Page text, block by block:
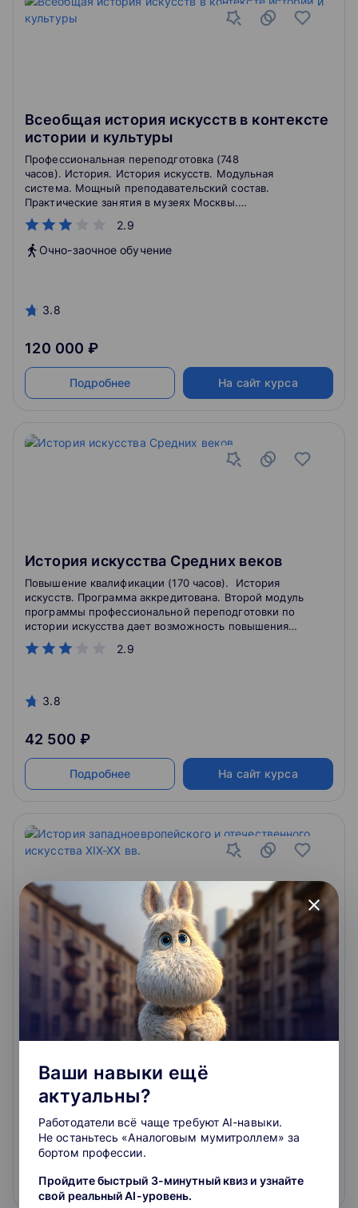
Всеобщая история искусств в контексте
истории и культуры
2.9
Профессиональная переподготовка (748
часов). История. История искусств. Модульная
система. Мощный преподавательский состав.
Практические занятия в музеях Москвы.
Руководитель программы - выдающийся специалист
в своей области.
Очно-заочное обучение
3.8
120 000 ₽
Подробнее На сайт курса
История искусства Средних веков
2.9
Повышение квалификации (170 часов). История
искусств. Программа аккредитована. Второй модуль
программы профессиональной переподготовки по
истории искусства дает возможность повышения
квалификации в конретной области в короткий срок.
3.8
42 500 ₽
Подробнее На сайт курса
История западноевропейского и
отечественного искусства XIX-XX вв.
Повышение квалификации (170
часов). Дополнительное образование. История
искусств. Четвертый модуль программы
профессиональной переподготовки по истории
квалификации в конретной области в короткий срок.
42 500 ₽
Подробнее На сайт курса
close
Ваши навыки ещё
актуальны?
Работодатели всё чаще требуют AI-навыки.
Не останьтесь «Аналоговым мумитроллем» за
бортом профессии.
Пройдите быстрый 3-минутный квиз и узнайте
свой реальный AI-уровень.